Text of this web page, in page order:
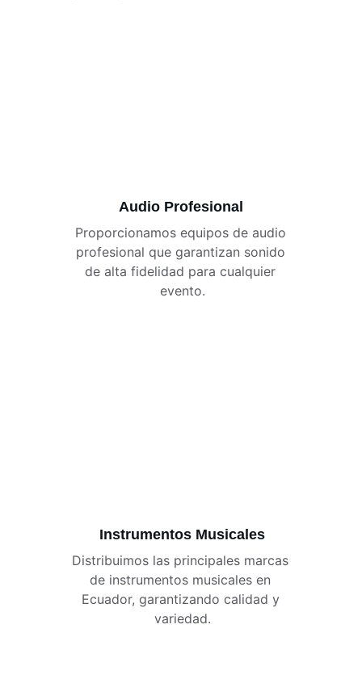
Instrumentos Musicales
Distribuimos las principales marcas
de instrumentos musicales en
Ecuador, garantizando calidad y
variedad.
Audio Profesional
Proporcionamos equipos de audio
profesional que garantizan sonido
de alta fidelidad para cualquier
evento.